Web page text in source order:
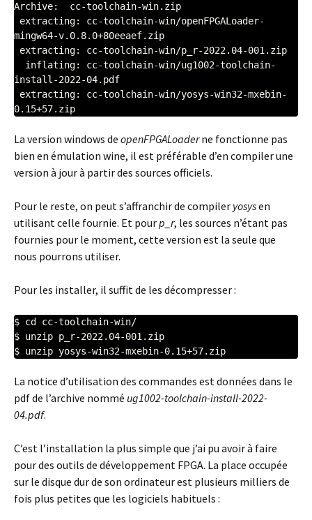
Archive:  cc-toolchain-win.zip
mingw64-v.0.8.0+80eeaef.zip
install-2022-04.pdf
0.15+57.zip
La version windows de openFPGALoaderne fonctionne pas
bien en émulation wine, il est préférable d’en compiler une
version à jour à partir des sources officiels.
Pour le reste, on peut s’affranchir de compiler yosysen
utilisant celle fournie. Et pourp_r, les sources n’étant pas
fournies pour le moment, cette version est la seule que
nous pourrons utiliser.
Pour les installer, il suffit de les décompresser :
$ cd cc-toolchain-win/
$ unzip p_r-2022.04-001.zip
$ unzip yosys-win32-mxebin-0.15+57.zip
La notice d’utilisation des commandes est données dans le
pdf de l’archive nommé ug1002-toolchain-install-2022-
04.pdf.
C’est l’installation la plus simple que j’ai pu avoir à faire
pour des outils de développement FPGA. La place occupée
sur le disque dur de son ordinateur est plusieurs milliers de
fois plus petites que les logiciels habituels :